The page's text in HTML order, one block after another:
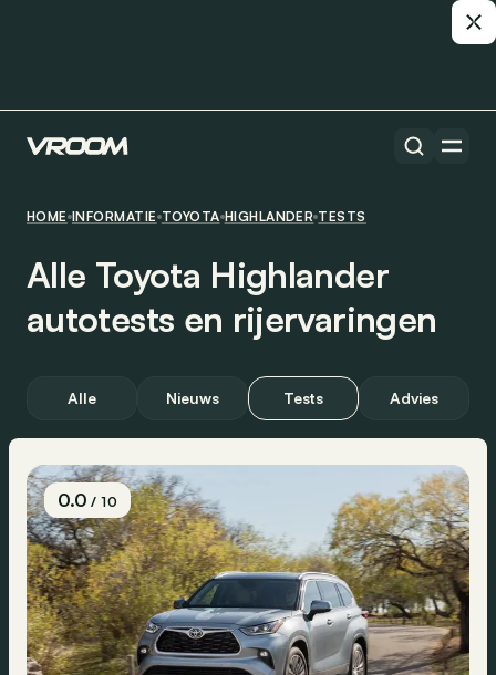
HOME INFORMATIE TOYOTA HIGHLANDER TESTS
Alle Toyota Highlander
autotests en rijervaringen
Alle Nieuws Tests Advies
0.0/ 10